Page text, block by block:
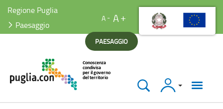
Regione Puglia
Paesaggio
A A
PAESAGGIO
Accedi